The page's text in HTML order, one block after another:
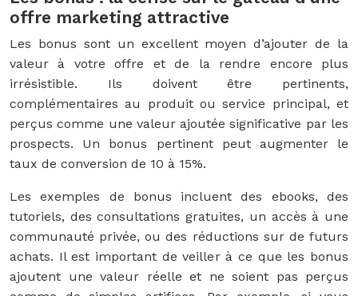
offre marketing attractive
Les bonus sont un excellent moyen d’ajouter de la
valeur à votre offre et de la rendre encore plus
irrésistible. Ils doivent être pertinents,
complémentaires au produit ou service principal, et
perçus comme une valeur ajoutée significative par les
prospects. Un bonus pertinent peut augmenter le
taux de conversion de 10 à 15%.
Les exemples de bonus incluent des ebooks, des
tutoriels, des consultations gratuites, un accès à une
communauté privée, ou des réductions sur de futurs
achats. Il est important de veiller à ce que les bonus
ajoutent une valeur réelle et ne soient pas perçus